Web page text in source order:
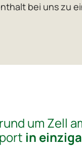
bei uns zu
um Zell
in